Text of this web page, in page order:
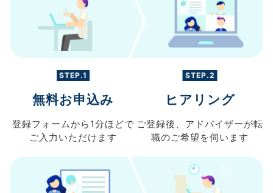
STEP.1
無料お申込み
登録フォームから 1分ほどで
ご入力 いただけます
STEP.2
ヒアリング
ご登録後、 アドバイザーが転
職のご希望を伺います